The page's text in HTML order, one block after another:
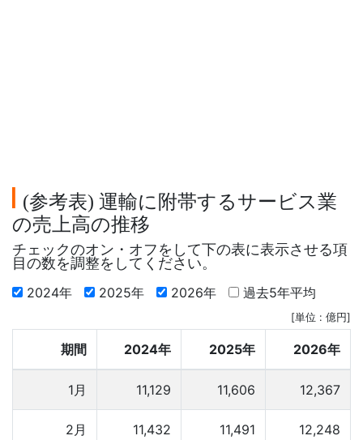
(参考表) 運輸に附帯するサービス業
の売上高の推移
チェックのオン・オフをして下の表に表示させる項
目の数を調整をしてください。
2024年 2025年 2026年 過去5年平均
[単位 : 億円]
期間 2024年 2025年 2026年
1月 11,129 11,606 12,367
2月 11,432 11,491 12,248